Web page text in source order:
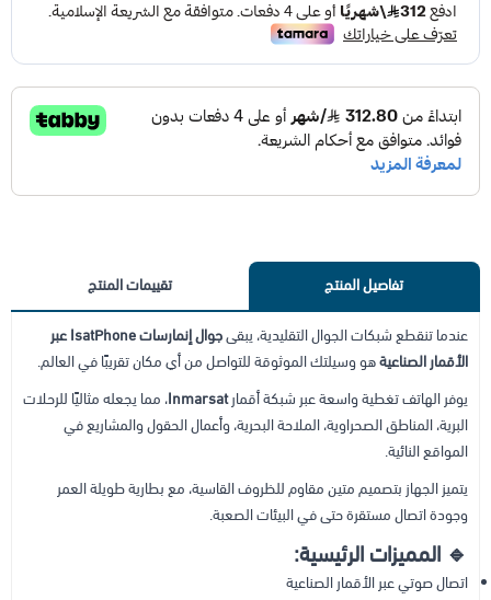
تفاصيل المنتج تقييمات المنتج
عندما تنقطع شبكات الجوال التقليدية، يبقى
جوال إنمارسات IsatPhone عبر
الأقمار الصناعيةهو وسيلتك الموثوقة للتواصل من أي مكان تقريبًا في العالم.
يوفر الهاتف تغطية واسعة عبر شبكة أقمارInmarsat، مما يجعله مثاليًا للرحلات
البرية، المناطق الصحراوية، الملاحة البحرية، وأعمال الحقول والمشاريع في
المواقع النائية.
يتميز الجهاز بتصميم متين مقاوم للظروف القاسية، مع بطارية طويلة العمر
وجودة اتصال مستقرة حتى في البيئات الصعبة.
🔹 المميزات الرئيسية:
اتصال صوتي عبر الأقمار الصناعية